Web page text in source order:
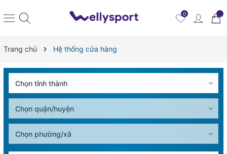
0
Trang chủ Hệ thống cửa hàng